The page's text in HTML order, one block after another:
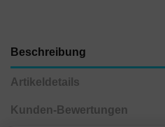
Beschreibung
Artikeldetails
Kunden-Bewertungen